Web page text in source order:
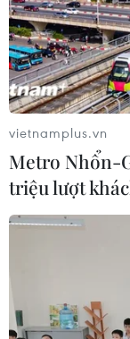
vietnamplus.vn
Metro Nhổn-
triệu lượt